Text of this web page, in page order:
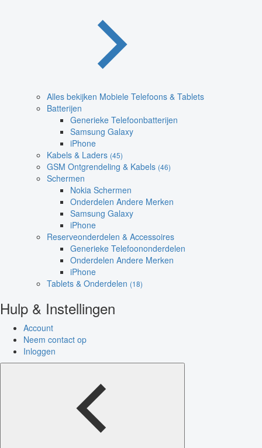
Alles bekijken Mobiele Telefoons & Tablets
Batterijen
Generieke Telefoonbatterijen
Samsung Galaxy
iPhone
Kabels & Laders (45)
GSM Ontgrendeling & Kabels (46)
Schermen
Nokia Schermen
Onderdelen Andere Merken
Samsung Galaxy
iPhone
Reserveonderdelen & Accessoires
Generieke Telefoononderdelen
Onderdelen Andere Merken
iPhone
Tablets & Onderdelen (18)
Hulp & Instellingen
Account
Neem contact op
Inloggen